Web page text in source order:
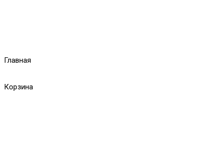
Главная
Корзина